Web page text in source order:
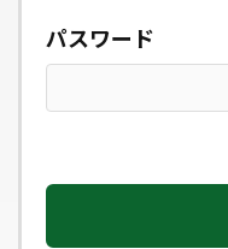
パスワード